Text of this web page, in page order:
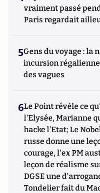
vraiment passé
Paris regardait
5Gens du voyage : la
incursion
des vagues
6Le Point révèle ce
l'Elysée, Marianne
hacke l'Etat; Le
russe donne une
courage, l'ex PM
leçon de réalisme
DGSE une
Tondelier fait du